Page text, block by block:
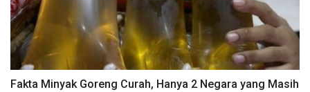
Fakta Minyak Goreng Curah, Hanya 2 Negara yang Masih